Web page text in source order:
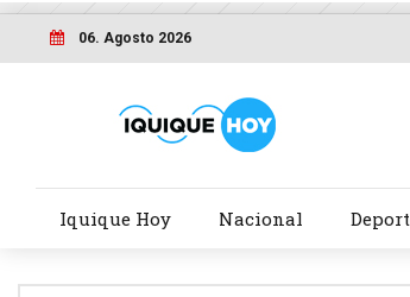
06. Agosto 2026
Iquique Hoy Nacional